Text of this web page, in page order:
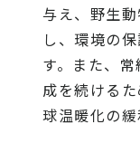
与え、野生
し、環境の
す。また、
成を続ける
球温暖化の緩